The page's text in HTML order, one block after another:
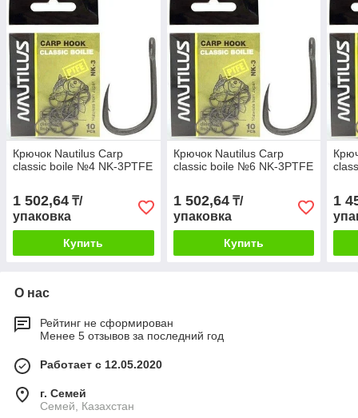
Крючок Nautilus Carp
classic boile №4 NK-3PTFE
1 502,64 ₸/
упаковка
Купить
Крючок Nautilus Carp
classic boile №6 NK-3PTFE
1 502,64₸/
упаковка
Купить
1
О нас
Рейтинг не сформирован
Менее 5 отзывов за последний год
Работает с 12.05.2020
г. Семей
Семей, Казахстан